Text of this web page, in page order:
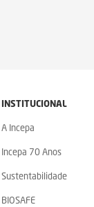
INSTITUCIONAL
A Incepa
Incepa 70 Anos
Sustentabilidade
BIOSAFE